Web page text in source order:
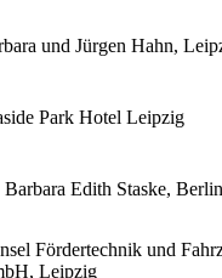
und Jürgen Hahn,
Park Hotel Leipzig
Barbara Edith Staske, Berlin
Fördertechnik und
Leipzig